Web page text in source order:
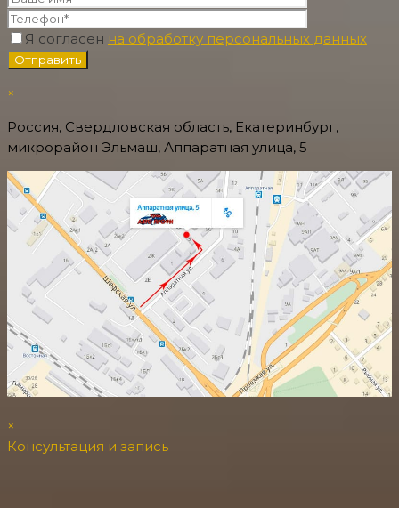
Я согласен на обработку персональных данных
×
Россия, Свердловская область, Екатеринбург,
микрорайон Эльмаш, Аппаратная улица, 5
×
Консультация и запись